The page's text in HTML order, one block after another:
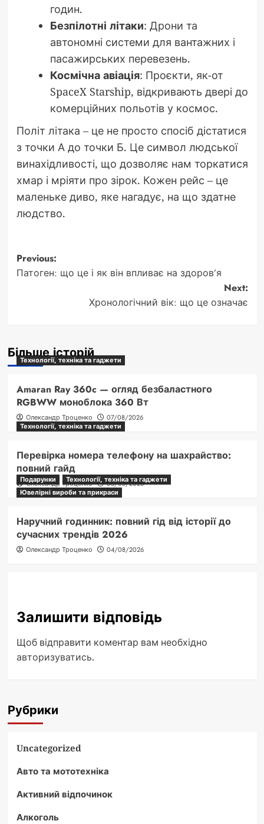
годин.
Безпілотні літаки: Дрони та
автономні системи для вантажних і
пасажирських перевезень.
Космічна авіація: Проєкти, як-от
SpaceX Starship, відкривають двері до
комерційних польотів у космос.
Політ літака – це не просто спосіб дістатися
з точки А до точки Б. Це символ людської
винахідливості, що дозволяє нам торкатися
хмар і мріяти про зірок. Кожен рейс – це
маленьке диво, яке нагадує, на що здатне
людство.
Post
navigation
Previous:
Патоген: що це і як він впливає на здоров’я
Next:
Хронологічний вік: що це означає
Більше історій
Технології, техніка та гаджети
Amaran Ray 360c — огляд безбаластного
RGBWW моноблока 360 Вт
Олександр Троценко
07/08/2026
Технології, техніка та гаджети
Перевірка номера телефону на шахрайство:
повний гайд
Олександр Троценко 05/08/2026
Подарунки
Технології, техніка та гаджети
Ювелірні вироби та прикраси
Наручний годинник: повний гід від історії до
сучасних трендів 2026
Олександр Троценко 04/08/2026
Залишити відповідь
Щоб відправити коментар вам необхідно
авторизуватись.
Рубрики
Uncategorized
Авто та мототехніка
Активний відпочинок
Алкоголь